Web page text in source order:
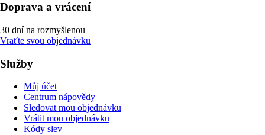
Doprava a vrácení
30 dní na rozmyšlenou
Vraťte svou objednávku
Služby
Můj účet
Centrum nápovědy
Sledovat mou objednávku
Vrátit mou objednávku
Kódy slev